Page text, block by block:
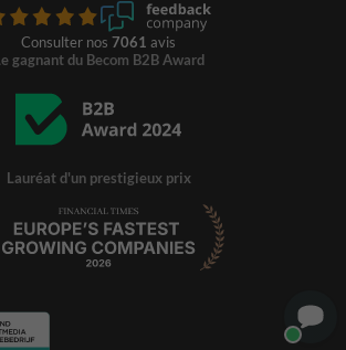
Consulter nos 7061 avis
gagnant du Becom B2B Award
Lauréat d'un prestigieux prix